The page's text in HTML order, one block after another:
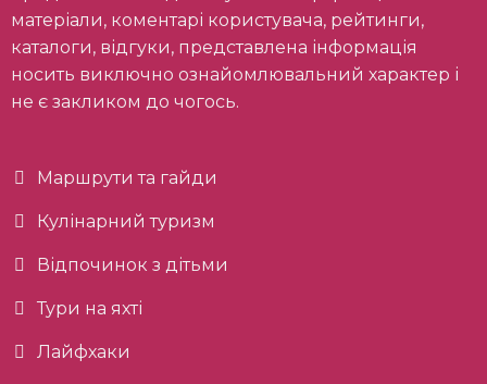
матеріали, коментарі користувача, рейтинги,
каталоги, відгуки, представлена інформація
носить виключно ознайомлювальний характер і
не є закликом до чогось.
Маршрути та гайди
Кулінарний туризм
Відпочинок з дітьми
Тури на яхті
Лайфхаки